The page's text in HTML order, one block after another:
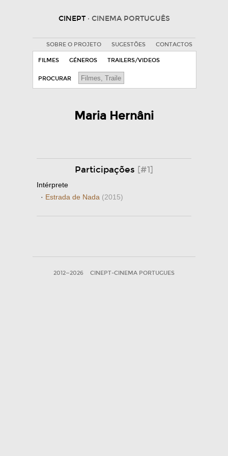
CINEPT · CINEMA PORTUGUÊS
SOBRE O PROJETO SUGESTÕES CONTACTOS
FILMES GÉNEROS TRAILERS/VIDEOS
PROCURAR
Maria Hernâni
Participações [#1]
Intérprete
· Estrada de Nada (2015)
2012—2026 CINEPT-CINEMA PORTUGUES